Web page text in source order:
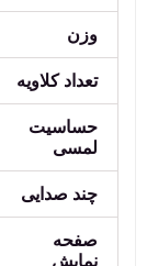
وزن
تعداد کلاویه
حساسیت
لمسی
چند صدایی
صفحه
نمایش